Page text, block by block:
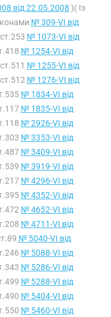
від 22.05.2008 )( Із
№ 309-VI від
№ 1073-VI від
№ 1254-VI від
№ 1255-VI від
№ 1276-VI від
№ 1834-VI від
№ 1835-VI від
№ 2926-VI від
№ 3353-VI від
№ 3409-VI від
№ 3919-VI від
№ 4296-VI від
№ 4352-VI від
№ 4652-VI від
№ 4711-VI від
№ 5040-VI від
№ 5088-VI від
№ 5286-VI від
№ 5288-VI від
№ 5404-VI від
№ 5460-VI від